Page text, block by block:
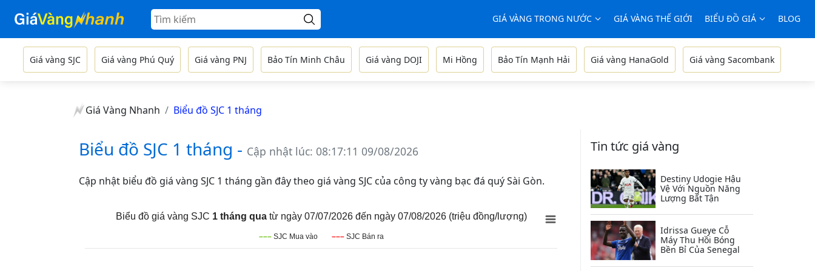
GIÁ VÀNG TRONG NƯỚC GIÁ VÀNG THẾ GIỚI BIỂU ĐỒ GIÁ BLOG
Giá vàng SJC Giá vàng Phú Quý Giá vàng PNJ Bảo Tín Minh Châu Giá vàng DOJI Mi Hồng Bảo Tín Mạnh Hải Giá vàng HanaGold Giá vàng Sacombank
Giá Vàng Nhanh Biểu đồ SJC 1 tháng
Biểu đồ SJC 1 tháng - Cập nhật lúc: 08:17:11 09/08/2026
Cập nhật biểu đồ giá vàng SJC 1 tháng gần đâytheo giá vàng SJC của công ty vàng bạc đá quý Sài Gòn.
Biểu đồ giá vàng SJC 1 tháng qua từ ngày 07/07/2026 đến ngày 07/08/2026 (triệu đồng/lượng)
––– SJC Mua vào ––– SJC Bán ra
Tin tức giá vàng
Destiny Udogie Hậu
Vệ Với Nguồn Năng
Lượng Bất Tận
Idrissa Gueye Cỗ
Máy Thu Hồi Bóng
Bền Bỉ Của Senegal